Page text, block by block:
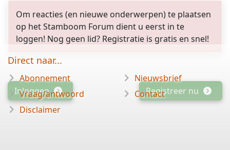
Om reacties (en nieuwe onderwerpen) te plaatsen
op het Stamboom Forum dient u eerst in te
loggen! Nog geen lid? Registratie is gratis en snel!
Inloggen Registreer nu
Direct naar...
Abonnement
Vraag/antwoord
Disclaimer
Nieuwsbrief
Contact